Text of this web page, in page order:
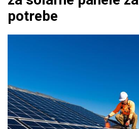
potrebe